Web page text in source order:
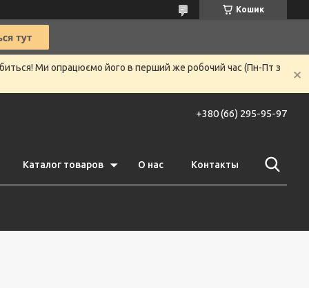
Кошик
Ми опрацюємо його в перший же робочий час (Пн-Пт з
+380 (66) 295-95-97
Каталог товаров О нас Контакты